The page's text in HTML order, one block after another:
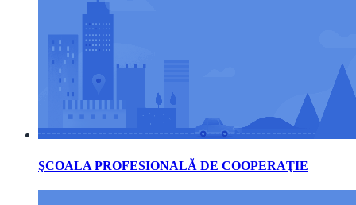
ŞCOALA PROFESIONALĂ DE COOPERAŢIE